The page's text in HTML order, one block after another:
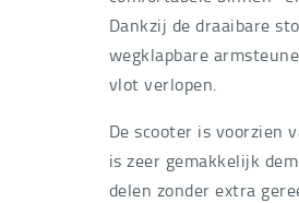
Dankzij de draaibare
wegklapbare
vlot verlopen.
De scooter is voorzien
is zeer gemakkelijk
delen zonder extra